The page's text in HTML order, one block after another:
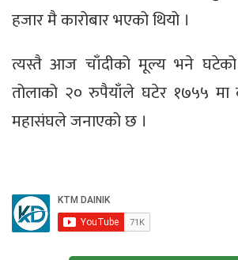
हजार मै कारोबार भएको थियो ।
त्यस्तै आज चाँदीको मूल्य भने
तोलाको २० रुपैयाँले घटेर १७५५ मा
महासंघले जनाएको छ ।